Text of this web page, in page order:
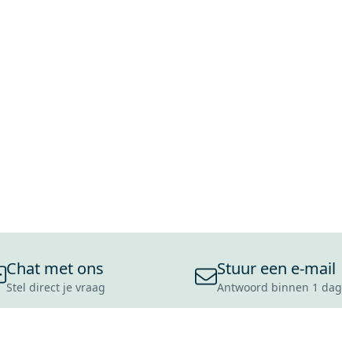
Chat met ons
Stel direct je vraag
Stuur een e-mail
Antwoord binnen 1 dag